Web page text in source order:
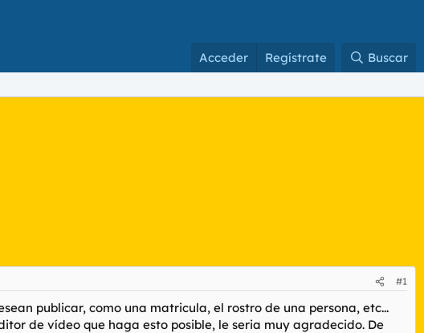
Acceder Regístrate Buscar
#1
publicar, como una matricula, el rostro de una persona, etc...
de vídeo que haga esto posible, le seria muy agradecido. De